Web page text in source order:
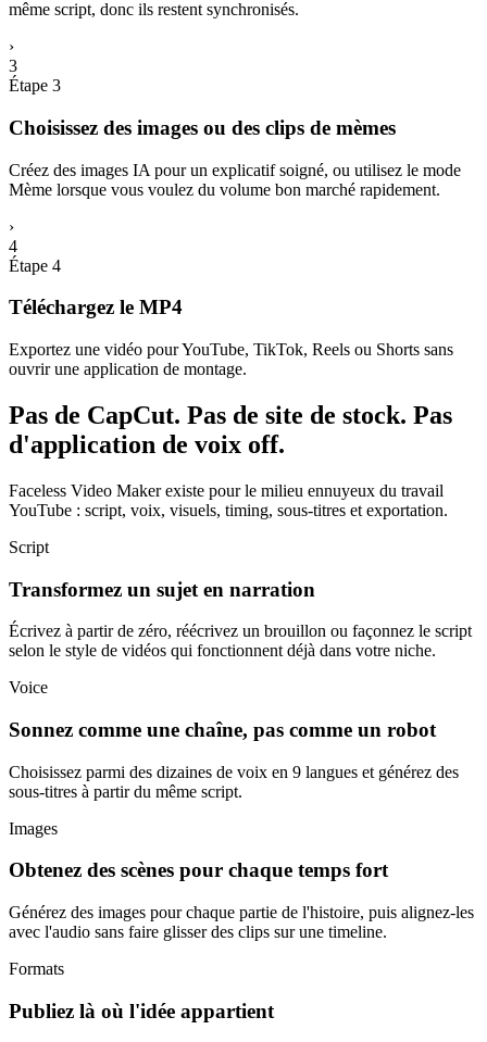
même script, donc ils restent synchronisés.
›
3
Étape 3
Choisissez des images ou des clips de mèmes
Créez des images IA pour un explicatif soigné, ou utilisez le mode
Mème lorsque vous voulez du volume bon marché rapidement.
›
4
Étape 4
Téléchargez le MP4
Exportez une vidéo pour YouTube, TikTok, Reels ou Shorts sans
ouvrir une application de montage.
Pas de CapCut. Pas de site de stock. Pas
d'application de voix off.
Faceless Video Maker existe pour le milieu ennuyeux du travail
YouTube : script, voix, visuels, timing, sous-titres et exportation.
Script
Transformez un sujet en narration
Écrivez à partir de zéro, réécrivez un brouillon ou façonnez le script
selon le style de vidéos qui fonctionnent déjà dans votre niche.
Voice
Sonnez comme une chaîne, pas comme un robot
Choisissez parmi des dizaines de voix en 9 langues et générez des
sous-titres à partir du même script.
Images
Obtenez des scènes pour chaque temps fort
Générez des images pour chaque partie de l'histoire, puis alignez-les
avec l'audio sans faire glisser des clips sur une timeline.
Formats
Publiez là où l'idée appartient